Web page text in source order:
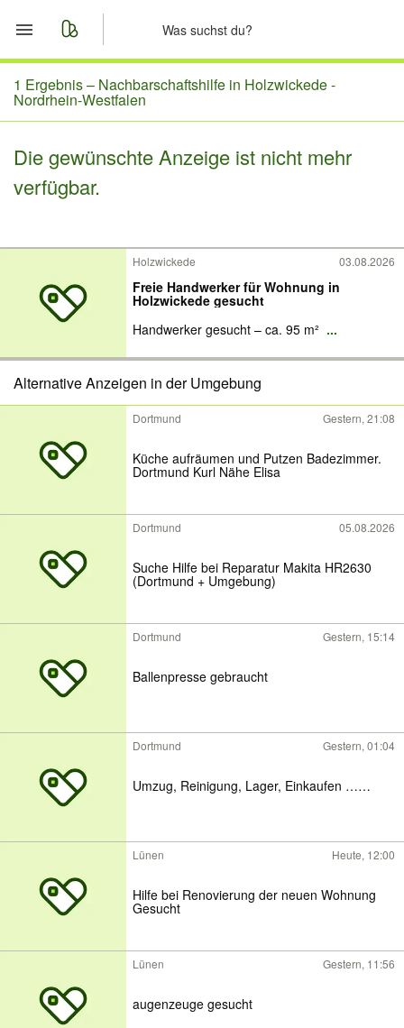
Start
Merkliste
Nachrichten
1 Ergebnis – Nachbarschaftshilfe in Holzwickede -
Nordrhein-Westfalen
Die gewünschte Anzeige ist nicht mehr
verfügbar.
Holzwickede 03.08.2026
Freie Handwerker für Wohnung in
Holzwickede gesucht
Handwerker gesucht – ca. 95 m² ...
Alternative Anzeigen in der Umgebung
Dortmund Gestern, 21:08
Küche aufräumen und Putzen Badezimmer.
Dortmund Kurl Nähe Elisa
Dortmund 05.08.2026
Suche Hilfe bei Reparatur Makita HR2630
(Dortmund + Umgebung)
Dortmund Gestern, 15:14
Ballenpresse gebraucht
Dortmund Gestern, 01:04
Umzug, Reinigung, Lager, Einkaufen ……
Lünen Heute, 12:00
Hilfe bei Renovierung der neuen Wohnung
Gesucht
Lünen Gestern, 11:56
augenzeuge gesucht